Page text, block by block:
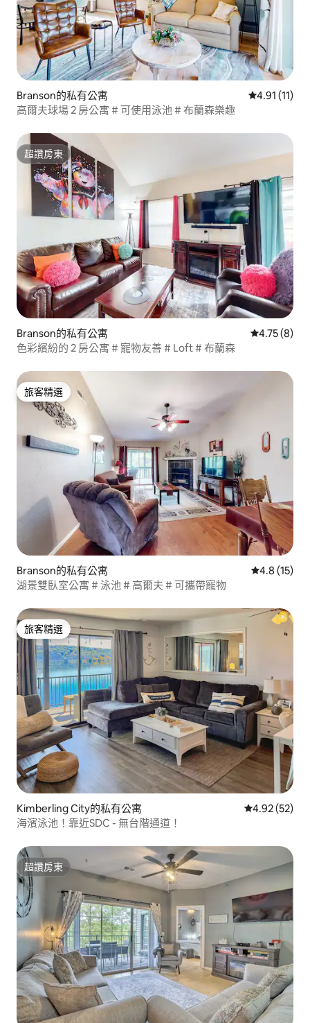
Branson的私有公寓 從 11 則評價
4.91 (11)
高爾夫球場 2 房公寓 # 可使用泳池 # 布蘭森樂趣
超讚房東
超讚房東
Branson的私有公寓 從 8 則評價
4.75 (8)
色彩繽紛的 2 房公寓 # 寵物友善 # Loft # 布蘭森
旅客精選
旅客精選
Branson的私有公寓 從 15 則評
4.8 (15)
湖景雙臥室公寓 # 泳池 # 高爾夫 # 可攜帶寵物
旅客精選
旅客精選
Kimberling City的私有公寓 從 52 則評價
4.92 (52)
海濱泳池！靠近SDC - 無台階通道！
超讚房東
超讚房東